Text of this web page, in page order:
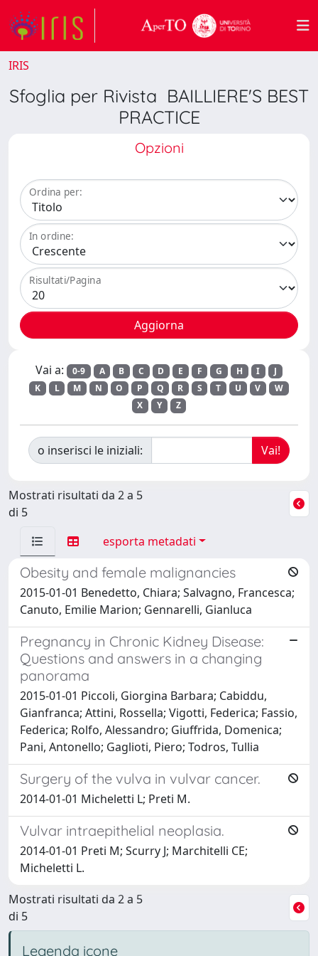
IRIS
Sfoglia per Rivista BAILLIERE'S BEST
PRACTICE
Opzioni
Ordina per:
In ordine:
Risultati/Pagina
Vai a: 0-9 A B C D E F G H I
J
K
L M N O P Q R S T U V
W
X
Y Z
o inserisci le iniziali:
Mostrati risultati da 2 a 5
di 5
esporta metadati
Obesity and female malignancies
2015-01-01 Benedetto, Chiara; Salvagno, Francesca;
Canuto, Emilie Marion; Gennarelli, Gianluca
Pregnancy in Chronic Kidney Disease:
Questions and answers in a changing
panorama
2015-01-01 Piccoli, Giorgina Barbara; Cabiddu,
Gianfranca; Attini, Rossella; Vigotti, Federica; Fassio,
Federica; Rolfo, Alessandro; Giuffrida, Domenica;
Pani, Antonello; Gaglioti, Piero; Todros, Tullia
Surgery of the vulva in vulvar cancer.
2014-01-01 Micheletti L; Preti M.
Vulvar intraepithelial neoplasia.
2014-01-01 Preti M; Scurry J; Marchitelli CE;
Micheletti L.
Mostrati risultati da 2 a 5
di 5
Legenda icone